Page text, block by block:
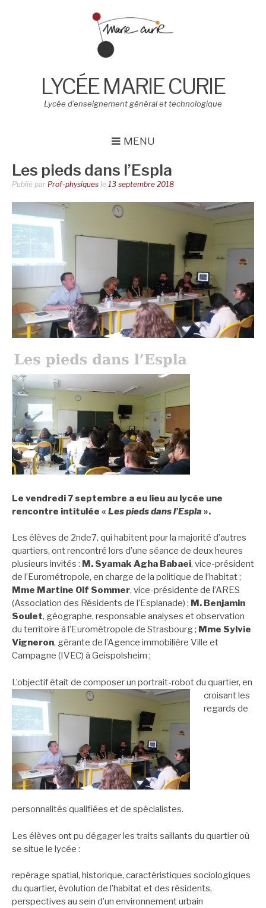
LYCÉE MARIE CURIE
Lycée d’enseignement général et technologique
MENU
Les pieds dans l’Espla
Publié par Prof-physiques le 13 septembre 2018
Le vendredi 7 septembre a eu lieu au lycée une
rencontre intitulée « Les pieds dans l’Espla ».
Les élèves de 2nde7, qui habitent pour la majorité d’autres
quartiers, ont rencontré lors d’une séance de deux heures
plusieurs invités : M. Syamak Agha Babaei, vice-président
de l’Eurométropole, en charge de la politique de l’habitat ;
Mme Martine Olf Sommer, vice-présidente de l’ARES
(Association des Résidents de l’Esplanade) ; M. Benjamin
Soulet, géographe, responsable analyses et observation
du territoire à l’Eurométropole de Strasbourg ; Mme Sylvie
Vigneron, gérante de l’Agence immobilière Ville et
Campagne (IVEC) à Geispolsheim ;
L’objectif était de composer un portrait-robot du quartier, en
croisant les
regards de
personnalités qualifiées et de spécialistes.
Les élèves ont pu dégager les traits saillants du quartier où
se situe le lycée :
repérage spatial, historique, caractéristiques sociologiques
du quartier, évolution de l’habitat et des résidents,
perspectives au sein d’un environnement urbain